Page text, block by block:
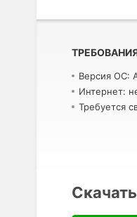
Версия ОС:
Интернет:
Требуется